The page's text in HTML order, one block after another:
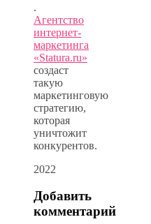
.
Агентство
интернет-
маркетинга
«Statura.ru»
создаст
такую
маркетинговую
стратегию,
которая
уничтожит
конкурентов.
2022
Добавить
комментарий